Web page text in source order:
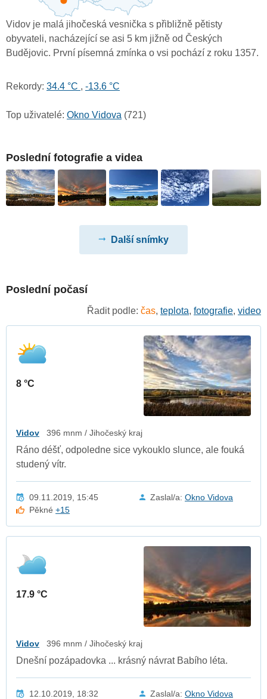
Vidov je malá jihočeská vesnička s přibližně pětisty
obyvateli, nacházející se asi 5 km jižně od Českých
Budějovic. První písemná zmínka o vsi pochází z roku 1357.
Rekordy: 34.4 °C , -13.6 °C
Top uživatelé: Okno Vidova (721)
Poslední fotografie a videa
Další snímky
Poslední počasí
Řadit podle: čas, teplota, fotografie, video
8 °C
Vidov 396 mnm / Jihočeský kraj
Ráno déšť, odpoledne sice vykouklo slunce, ale fouká
studený vítr.
09.11.2019, 15:45 Zaslal/a: Okno Vidova
Pěkné+15
17.9 °C
Vidov 396 mnm / Jihočeský kraj
Dnešní pozápadovka ... krásný návrat Babího léta.
12.10.2019, 18:32 Zaslal/a: Okno Vidova